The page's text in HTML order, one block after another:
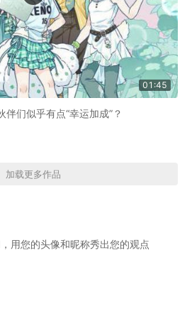
01:45
们似乎有点“幸运加成”？
加载更多作品
用您的头像和昵称秀出您的观点